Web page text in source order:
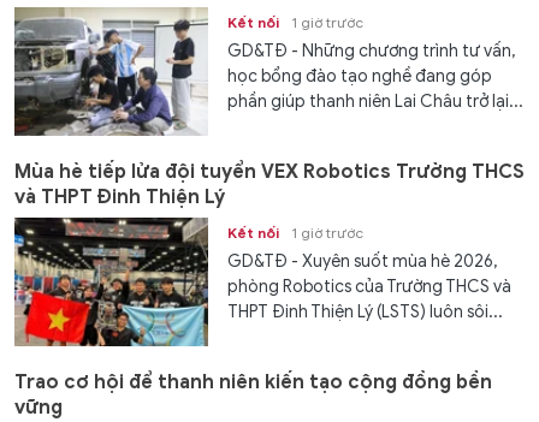
Kết nối 1 giờ trước
GD&TĐ - Những chương trình tư vấn,
học bổng đào tạo nghề đang góp
phần giúp thanh niên Lai Châu trở lại...
Mùa hè tiếp lửa đội tuyển VEX Robotics Trường THCS
và THPT Đinh Thiện Lý
Kết nối 1 giờ trước
GD&TĐ - ​​Xuyên suốt mùa hè 2026,
phòng Robotics của Trường THCS và
THPT Đinh Thiện Lý (LSTS) luôn sôi...
Trao cơ hội để thanh niên kiến tạo cộng đồng bền
vững